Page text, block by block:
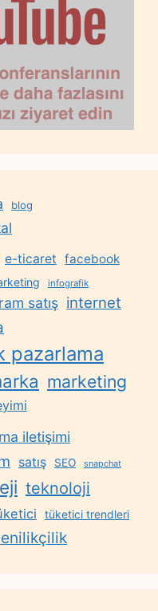
blog
e-ticaret facebook
infografik
satış internet
pazarlama
marketing
iletişimi
satış SEO snapchat
teknoloji
tüketici trendleri